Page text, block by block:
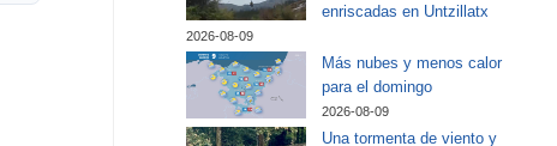
enriscadas en Untzillatx
2026-08-09
Más nubes y menos calor
para el domingo
2026-08-09
Una tormenta de viento y